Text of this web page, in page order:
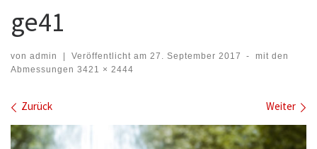
ge41
von admin | Veröffentlicht am 27. September 2017 -
mit den
Abmessungen 3421 × 2444
Bilder Navigation
Zurück Weiter